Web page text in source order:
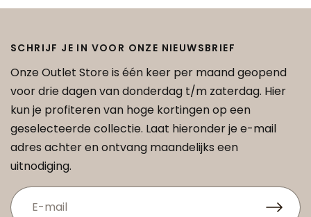
SCHRIJF JE IN VOOR ONZE NIEUWSBRIEF
Onze Outlet Store is één keer per maand geopend
voor drie dagen van donderdag t/m zaterdag. Hier
kun je profiteren van hoge kortingen op een
geselecteerde collectie. Laat hieronder je e-mail
adres achter en ontvang maandelijks een
uitnodiging.